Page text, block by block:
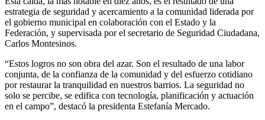
estrategia de seguridad y acercamiento a la comunidad liderada por
el gobierno municipal en colaboración con el Estado y la
Federación, y supervisada por el secretario de Seguridad Ciudadana,
Carlos Montesinos.
“Estos logros no son obra del azar. Son el resultado de una labor
conjunta, de la confianza de la comunidad y del esfuerzo cotidiano
por restaurar la tranquilidad en nuestros barrios. La seguridad no
solo se percibe, se edifica con tecnología, planificación y actuación
en el campo”, destacó la presidenta Estefanía Mercado.